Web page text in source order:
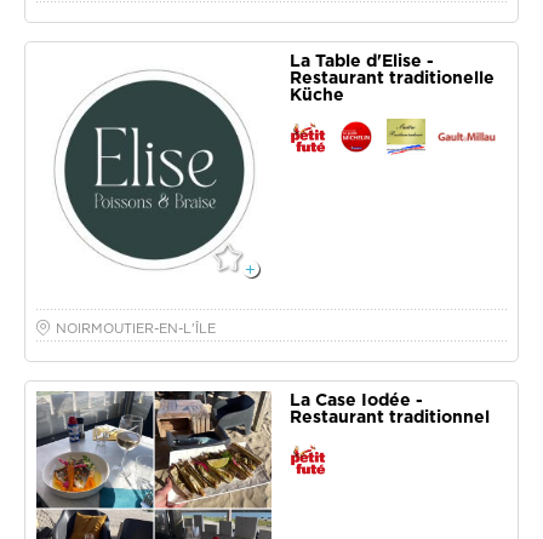
La Table d'Elise -
Restaurant traditionelle
Küche
NOIRMOUTIER-EN-L'ÎLE
La Case Iodée -
Restaurant traditionnel